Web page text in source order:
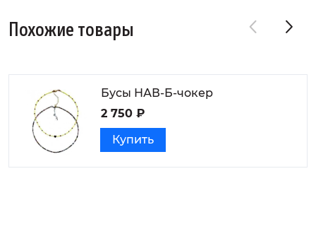
Похожие товары
Бусы НАВ-Б-чокер
2 750 ₽
Купить